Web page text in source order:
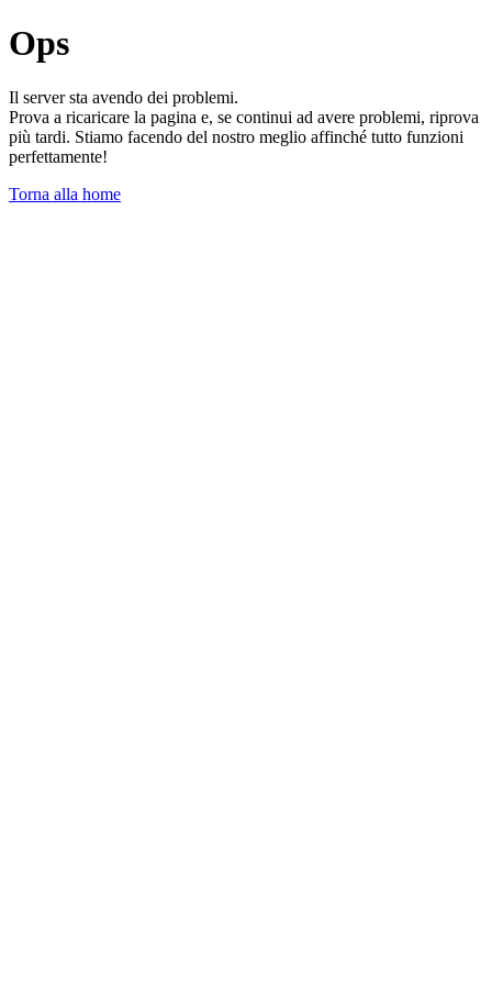
Ops
Il server sta avendo dei problemi.
Prova a ricaricare la pagina e, se continui ad avere problemi, riprova
più tardi. Stiamo facendo del nostro meglio affinché tutto funzioni
perfettamente!
Torna alla home